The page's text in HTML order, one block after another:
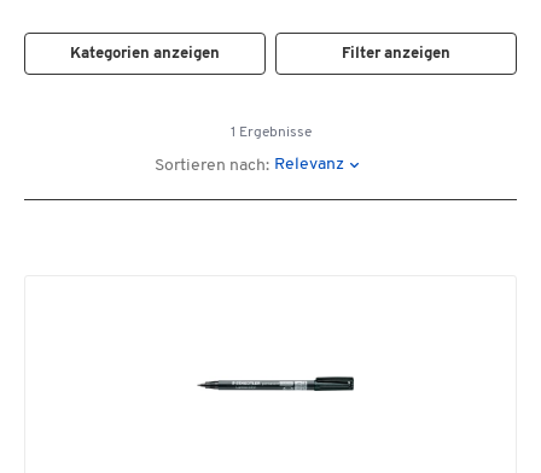
Kategorien anzeigen Filter anzeigen
1 Ergebnisse
Sortieren nach: Relevanz